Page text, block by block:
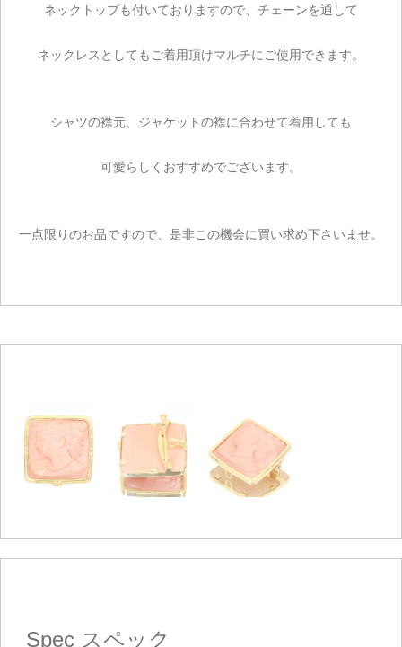
ネックトップも付いておりますので、チェーンを通して
ネックレスとしてもご着用頂けマルチにご使用できます。
シャツの襟元、ジャケットの襟に合わせて着用しても
可愛らしくおすすめでございます。
一点限りのお品ですので、是非この機会に買い求め下さいませ。
Spec スペック